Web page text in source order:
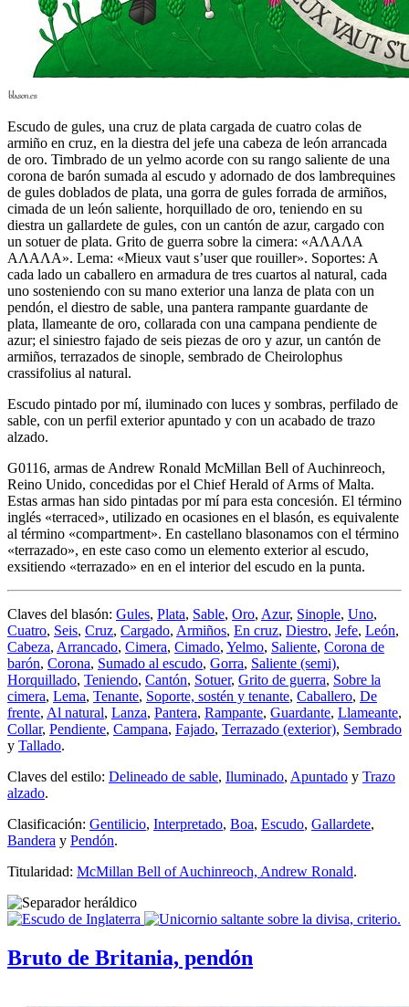
Escudo de gules, una cruz de plata cargada de cuatro colas de
armiño en cruz, en la diestra del jefe una cabeza de león arrancada
de oro. Timbrado de un yelmo acorde con su rango saliente de una
corona de barón sumada al escudo y adornado de dos lambrequines
de gules doblados de plata, una gorra de gules forrada de armiños,
cimada de un león saliente, horquillado de oro, teniendo en su
diestra un gallardete de gules, con un cantón de azur, cargado con
un sotuer de plata. Grito de guerra sobre la cimera: «ΑΛΑΛΑ
ΑΛΑΛΑ». Lema: «Mieux vaut s’user que rouiller». Soportes: A
cada lado un caballero en armadura de tres cuartos al natural, cada
uno sosteniendo con su mano exterior una lanza de plata con un
pendón, el diestro de sable, una pantera rampante guardante de
plata, llameante de oro, collarada con una campana pendiente de
azur; el siniestro fajado de seis piezas de oro y azur, un cantón de
armiños, terrazados de sinople, sembrado de Cheirolophus
crassifolius al natural.
Escudo pintado por mí, iluminado con luces y sombras, perfilado de
sable, con un perfil exterior apuntado y con un acabado de trazo
alzado.
G0116, armas de Andrew Ronald McMillan Bell of Auchinreoch,
Reino Unido, concedidas por el Chief Herald of Arms of Malta.
Estas armas han sido pintadas por mí para esta concesión. El término
inglés «terraced», utilizado en ocasiones en el blasón, es equivalente
al término «compartment». En castellano blasonamos con el término
«terrazado», en este caso como un elemento exterior al escudo,
exsitiendo «terrazado» en en el interior del escudo en la punta.
Claves del blasón: Gules, Plata, Sable, Oro, Azur, Sinople, Uno,
Cuatro, Seis, Cruz, Cargado, Armiños, En cruz, Diestro, Jefe, León,
Cabeza, Arrancado, Cimera, Cimado, Yelmo, Saliente, Corona de
barón, Corona, Sumado al escudo, Gorra, Saliente (semi),
Horquillado, Teniendo, Cantón, Sotuer, Grito de guerra, Sobre la
cimera, Lema, Tenante, Soporte, sostén y tenante, Caballero, De
frente, Al natural, Lanza, Pantera, Rampante, Guardante, Llameante,
Collar, Pendiente, Campana, Fajado, Terrazado (exterior), Sembrado
y Tallado.
Claves del estilo: Delineado de sable, Iluminado, Apuntado y Trazo
alzado.
Clasificación: Gentilicio, Interpretado, Boa, Escudo, Gallardete,
Bandera y Pendón.
Titularidad: McMillan Bell of Auchinreoch, Andrew Ronald.
Bruto de Britania, pendón